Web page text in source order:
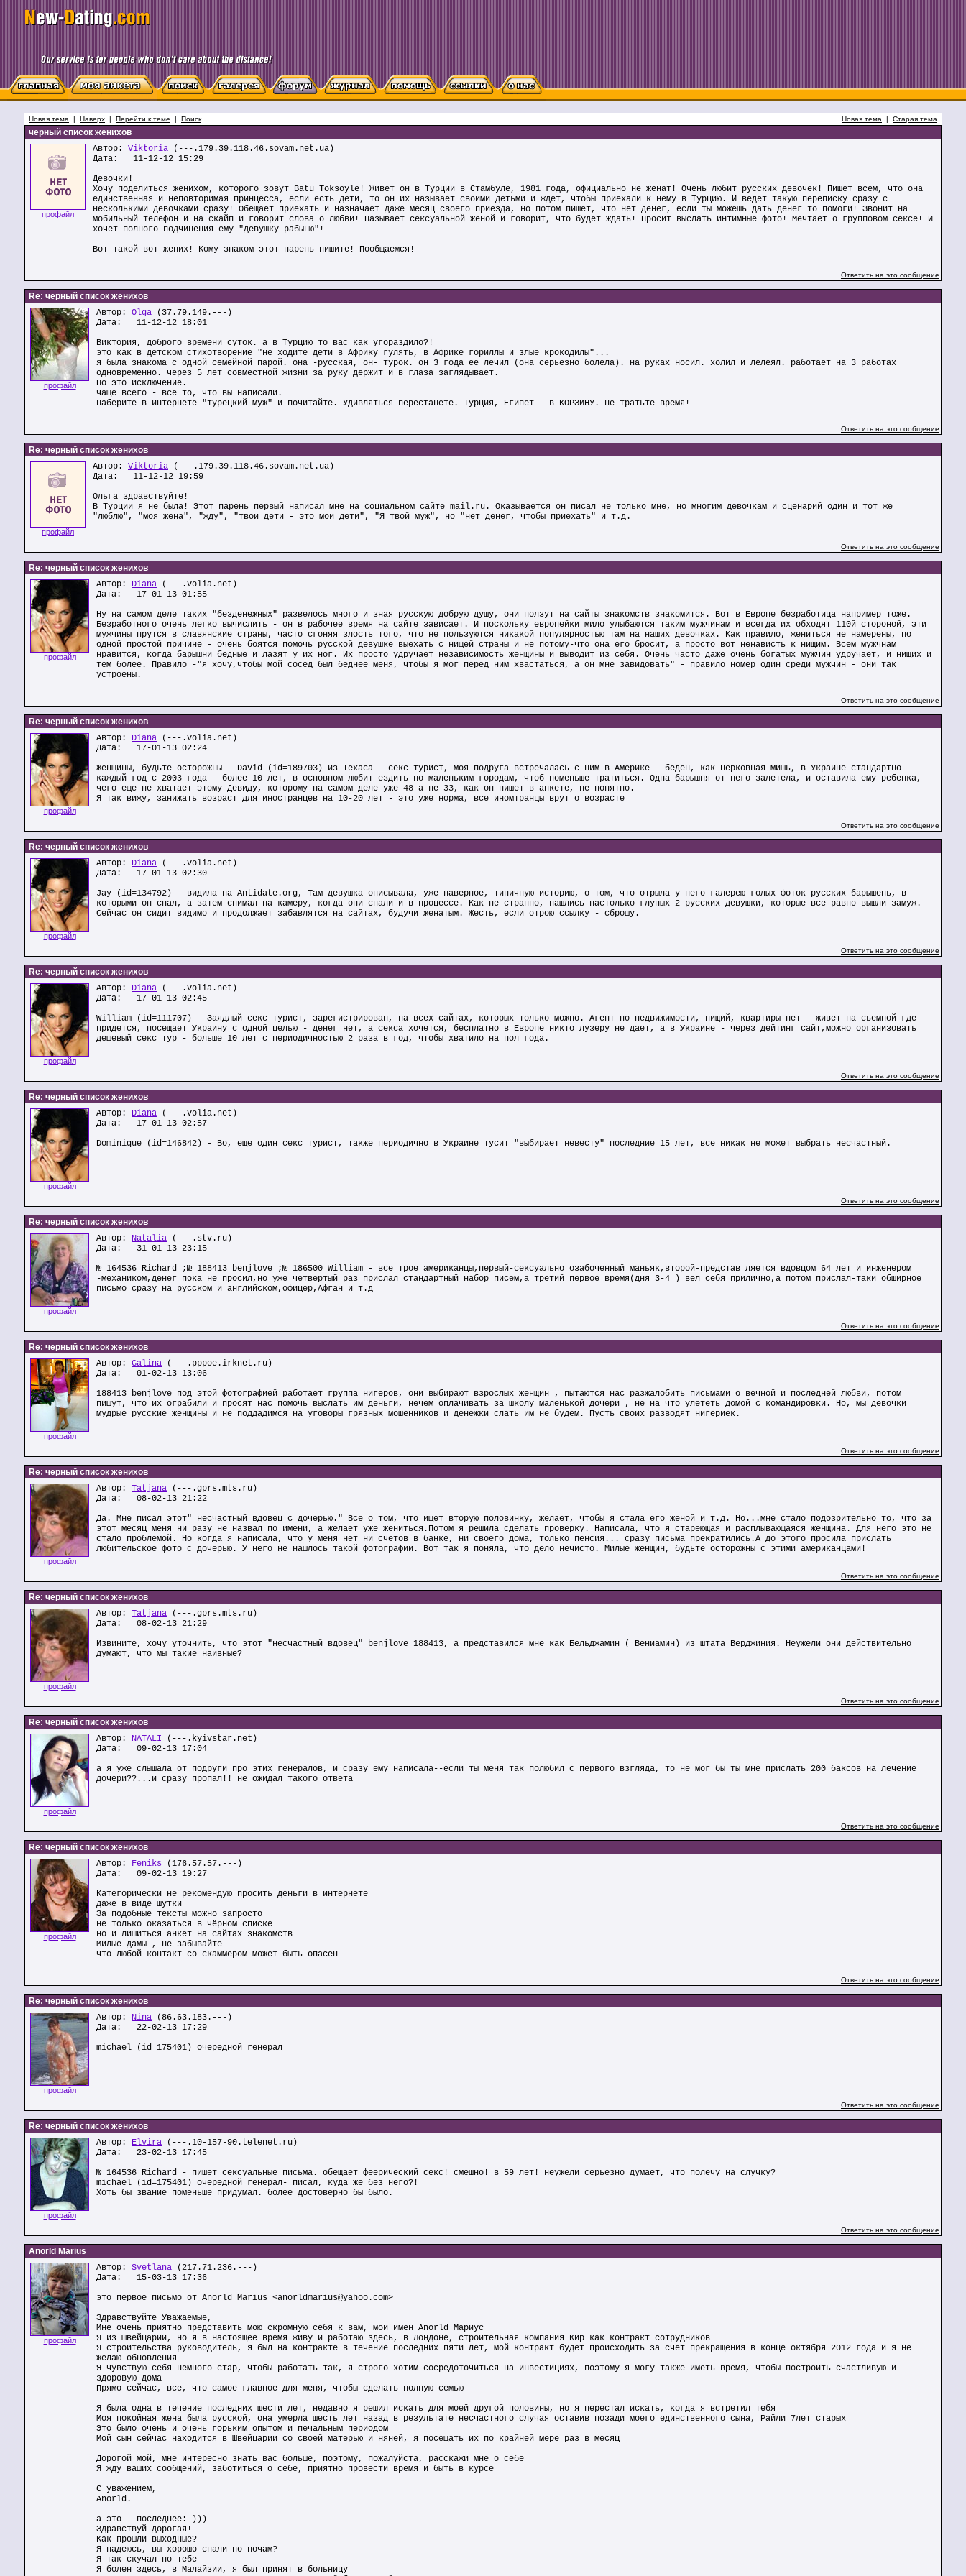
Новая тема | Наверх | Перейти к теме | Поиск Новая тема | Старая тема
черный список женихов
профайл
Автор: Viktoria (---.179.39.118.46.sovam.net.ua)
Дата: 11-12-12 15:29
Девочки!
Хочу поделиться женихом, которого зовут Batu Toksoyle! Живет он в Турции в Стамбуле, 1981 года, официально не женат! Очень любит русских девочек! Пишет всем, что она
единственная и неповторимая принцесса, если есть дети, то он их называет своими детьми и ждет, чтобы приехали к нему в Турцию. И ведет такую переписку сразу с
несколькими девочками сразу! Обещает приехать и назначает даже месяц своего приезда, но потом пишет, что нет денег, если ты можешь дать денег то помоги! Звонит на
мобильный телефон и на скайп и говорит слова о любви! Называет сексуальной женой и говорит, что будет ждать! Просит выслать интимные фото! Мечтает о групповом сексе! И
хочет полного подчинения ему "девушку-рабыню"!
Вот такой вот жених! Кому знаком этот парень пишите! Пообщаемся!
Ответить на это сообщение
Re: черный список женихов
профайл
Автор: Olga (37.79.149.---)
Дата: 11-12-12 18:01
Виктория, доброго времени суток. а в Турцию то вас как угораздило?!
это как в детском стихотворение "не ходите дети в Африку гулять, в Африке гориллы и злые крокодилы"...
я была знакома с одной семейной парой. она -русская, он- турок. он 3 года ее лечил (она серьезно болела). на руках носил. холил и лелеял. работает на 3 работах
одновременно. через 5 лет совместной жизни за руку держит и в глаза заглядывает.
Но это исключение.
чаще всего - все то, что вы написали.
наберите в интернете "турецкий муж" и почитайте. Удивляться перестанете. Турция, Египет - в КОРЗИНУ. не тратьте время!
Ответить на это сообщение
Re: черный список женихов
профайл
Автор: Viktoria (---.179.39.118.46.sovam.net.ua)
Дата: 11-12-12 19:59
Ольга здравствуйте!
В Турции я не была! Этот парень первый написал мне на социальном сайте mail.ru. Оказывается он писал не только мне, но многим девочкам и сценарий один и тот же
"люблю", "моя жена", "жду", "твои дети - это мои дети", "Я твой муж", но "нет денег, чтобы приехать" и т.д.
Ответить на это сообщение
Re: черный список женихов
профайл
Автор: Diana (---.volia.net)
Дата: 17-01-13 01:55
Ну на самом деле таких "безденежных" развелось много и зная русскую добрую душу, они ползут на сайты знакомств знакомится. Вот в Европе безработица например тоже.
Безработного очень легко вычислить - он в рабочее время на сайте зависает. И поскольку европейки мило улыбаются таким мужчинам и всегда их обходят 110й стороной, эти
мужчины прутся в славянские страны, часто сгоняя злость того, что не пользуются никакой популярностью там на наших девочках. Как правило, жениться не намерены, по
одной простой причине - очень боятся помочь русской девушке выехать с нищей страны и не потому-что она его бросит, а просто вот ненависть к нищим. Всем мужчнам
нравится, когда барышни бедные и лазят у их ног. Их просто удручает независимость женщины и выводит из себя. Очень часто даже очень богатых мужчин удручает, и нищих и
тем более. Правило -"я хочу,чтобы мой сосед был беднее меня, чтобы я мог перед ним хвастаться, а он мне завидовать" - правило номер один среди мужчин - они так
устроены.
Ответить на это сообщение
Re: черный список женихов
профайл
Автор: Diana (---.volia.net)
Дата: 17-01-13 02:24
Женщины, будьте осторожны - David (id=189703) из Техаса - секс турист, моя подруга встречалась с ним в Америке - беден, как церковная мишь, в Украине стандартно
каждый год с 2003 года - более 10 лет, в основном любит ездить по маленьким городам, чтоб поменьше тратиться. Одна барышня от него залетела, и оставила ему ребенка,
чего еще не хватает этому Девиду, которому на самом деле уже 48 а не 33, как он пишет в анкете, не понятно.
Я так вижу, занижать возраст для иностранцев на 10-20 лет - это уже норма, все иномтранцы врут о возрасте
Ответить на это сообщение
Re: черный список женихов
профайл
Автор: Diana (---.volia.net)
Дата: 17-01-13 02:30
Jay (id=134792) - видила на Antidate.org, Там девушка описывала, уже наверное, типичную историю, о том, что отрыла у него галерею голых фоток русских барышень, в
которыми он спал, а затем снимал на камеру, когда они спали и в процессе. Как не странно, нашлись настолько глупых 2 русских девушки, которые все равно вышли замуж.
Сейчас он сидит видимо и продолжает забавлятся на сайтах, будучи женатым. Жесть, если отрою ссылку - сброшу.
Ответить на это сообщение
Re: черный список женихов
профайл
Автор: Diana (---.volia.net)
Дата: 17-01-13 02:45
William (id=111707) - Заядлый секс турист, зарегистрирован, на всех сайтах, которых только можно. Агент по недвижимости, нищий, квартиры нет - живет на сьемной где
придется, посещает Украину с одной целью - денег нет, а секса хочется, бесплатно в Европе никто лузеру не дает, а в Украине - через дейтинг сайт,можно организовать
дешевый секс тур - больше 10 лет с периодичностью 2 раза в год, чтобы хватило на пол года.
Ответить на это сообщение
Re: черный список женихов
профайл
Автор: Diana (---.volia.net)
Дата: 17-01-13 02:57
Dominique (id=146842) - Во, еще один секс турист, также периодично в Украине тусит "выбирает невесту" последние 15 лет, все никак не может выбрать несчастный.
Ответить на это сообщение
Re: черный список женихов
профайл
Автор: Natalia (---.stv.ru)
Дата: 31-01-13 23:15
№ 164536 Richard ;№ 188413 benjlove ;№ 186500 William - все трое американцы,первый-сексуально озабоченный маньяк,второй-представ ляется вдовцом 64 лет и инженером
-механиком,денег пока не просил,но уже четвертый раз прислал стандартный набор писем,а третий первое время(дня 3-4 ) вел себя прилично,а потом прислал-таки обширное
письмо сразу на русском и английском,офицер,Афган и т.д
Ответить на это сообщение
Re: черный список женихов
профайл
Автор: Galina (---.pppoe.irknet.ru)
Дата: 01-02-13 13:06
188413 benjlove под этой фотографией работает группа нигеров, они выбирают взрослых женщин , пытаются нас разжалобить письмами о вечной и последней любви, потом
пишут, что их ограбили и просят нас помочь выслать им деньги, нечем оплачивать за школу маленькой дочери , не на что улететь домой с командировки. Но, мы девочки
мудрые русские женщины и не поддадимся на уговоры грязных мошенников и денежки слать им не будем. Пусть своих разводят нигериек.
Ответить на это сообщение
Re: черный список женихов
профайл
Автор: Tatjana (---.gprs.mts.ru)
Дата: 08-02-13 21:22
Да. Мне писал этот" несчастный вдовец с дочерью." Все о том, что ищет вторую половинку, желает, чтобы я стала его женой и т.д. Но...мне стало подозрительно то, что за
этот месяц меня ни разу не назвал по имени, а желает уже жениться.Потом я решила сделать проверку. Написала, что я стареющая и расплывающаяся женщина. Для него это не
стало проблемой. Но когда я написала, что у меня нет ни счетов в банке, ни своего дома, только пенсия... сразу письма прекратились.А до этого просила прислать
любительское фото с дочерью. У него не нашлось такой фотографии. Вот так я поняла, что дело нечисто. Милые женщин, будьте осторожны с этими американцами!
Ответить на это сообщение
Re: черный список женихов
профайл
Автор: Tatjana (---.gprs.mts.ru)
Дата: 08-02-13 21:29
Извините, хочу уточнить, что этот "несчастный вдовец" benjlove 188413, а представился мне как Бельджамин ( Вениамин) из штата Верджиния. Неужели они действительно
думают, что мы такие наивные?
Ответить на это сообщение
Re: черный список женихов
профайл
Автор: NATALI (---.kyivstar.net)
Дата: 09-02-13 17:04
а я уже слышала от подруги про этих генералов, и сразу ему написала--если ты меня так полюбил с первого взгляда, то не мог бы ты мне прислать 200 баксов на лечение
дочери??...и сразу пропал!! не ожидал такого ответа
Ответить на это сообщение
Re: черный список женихов
профайл
Автор: Feniks (176.57.57.---)
Дата: 09-02-13 19:27
Категорически не рекомендую просить деньги в интернете
даже в виде шутки
За подобные тексты можно запросто
не только оказаться в чёрном списке
но и лишиться анкет на сайтах знакомств
Милые дамы , не забывайте
что любой контакт со скаммером может быть опасен
Ответить на это сообщение
Re: черный список женихов
профайл
Автор: Nina (86.63.183.---)
Дата: 22-02-13 17:29
michael (id=175401) очередной генерал
Ответить на это сообщение
Re: черный список женихов
профайл
Автор: Elvira (---.10-157-90.telenet.ru)
Дата: 23-02-13 17:45
№ 164536 Richard - пишет сексуальные письма. обещает феерический секс! смешно! в 59 лет! неужели серьезно думает, что полечу на случку?
michael (id=175401) очередной генерал- писал, куда же без него?!
Хоть бы звание поменьше придумал. более достоверно бы было.
Ответить на это сообщение
Anorld Marius
профайл
Автор: Svetlana (217.71.236.---)
Дата: 15-03-13 17:36
это первое письмо от Anorld Marius <anorldmarius@yahoo.com>
Здравствуйте Уважаемые,
Мне очень приятно представить мою скромную себя к вам, мои имен Anorld Мариус
Я из Швейцарии, но я в настоящее время живу и работаю здесь, в Лондоне, строительная компания Кир как контракт сотрудников
Я строительства руководитель, я был на контракте в течение последних пяти лет, мой контракт будет происходить за счет прекращения в конце октября 2012 года и я не
желаю обновления
Я чувствую себя немного стар, чтобы работать так, я строго хотим сосредоточиться на инвестициях, поэтому я могу также иметь время, чтобы построить счастливую и
здоровую дома
Прямо сейчас, все, что самое главное для меня, чтобы сделать полную семью
Я была одна в течение последних шести лет, недавно я решил искать для моей другой половины, но я перестал искать, когда я встретил тебя
Моя покойная жена была русской, она умерла шесть лет назад в результате несчастного случая оставив позади моего единственного сына, Райли 7лет старых
Это было очень и очень горьким опытом и печальным периодом
Мой сын сейчас находится в Швейцарии со своей матерью и няней, я посещать их по крайней мере раз в месяц
Дорогой мой, мне интересно знать вас больше, поэтому, пожалуйста, расскажи мне о себе
Я жду ваших сообщений, заботиться о себе, приятно провести время и быть в курсе
С уважением,
Anorld.
а это - последнее: )))
Здравствуй дорогая!
Как прошли выходные?
Я надеюсь, вы хорошо спали по ночам?
Я так скучал по тебе
Я болен здесь, в Малайзии, я был принят в больницу